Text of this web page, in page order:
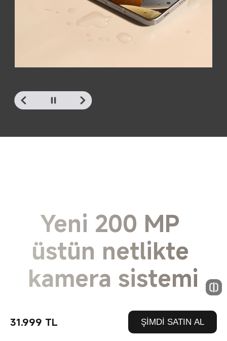
31.999 TL ŞİMDİ SATIN AL
Yeni 200 MP
üstün netlikte
kamera sistemi
REDMI Note 15 Pro 5G, benzeri görülmemiş görüntü
detayları için yepyeni 1/1,4 inçlik büyük sensörle